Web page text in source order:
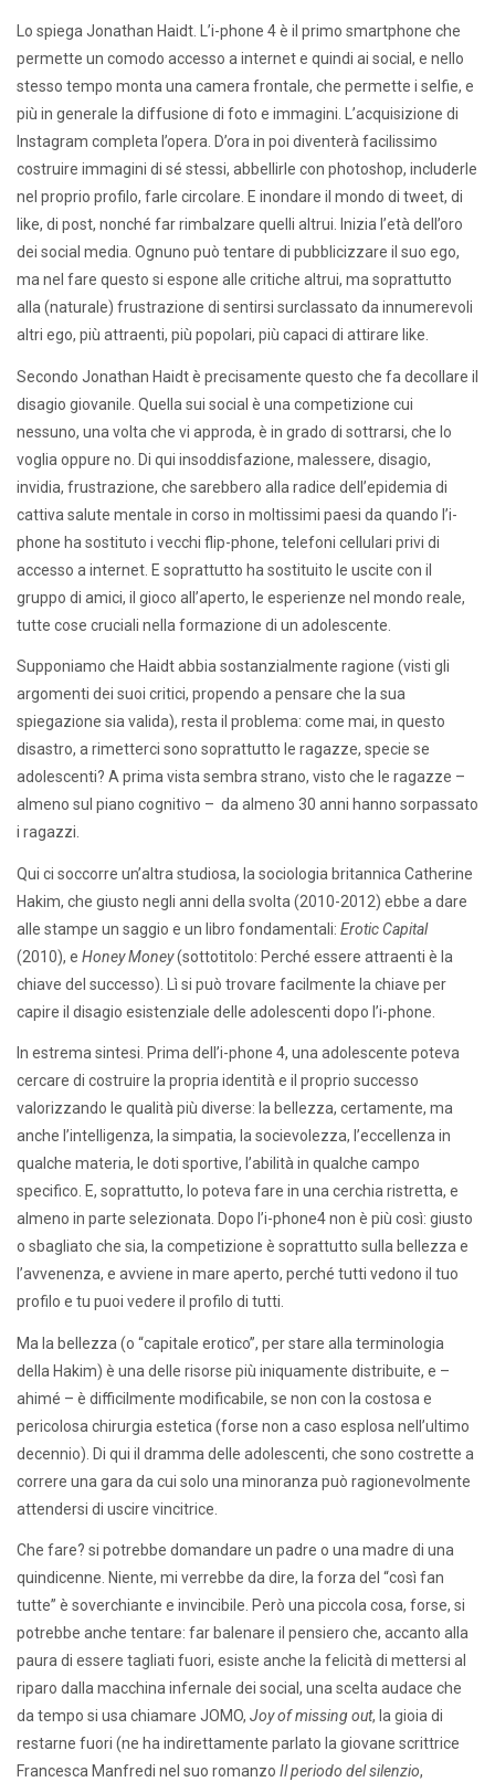
Lo spiega Jonathan Haidt. L’i-phone 4 è il primo smartphone che
permette un comodo accesso a internet e quindi ai social, e nello
stesso tempo monta una camera frontale, che permette i selfie, e
più in generale la diffusione di foto e immagini. L’acquisizione di
Instagram completa l’opera. D’ora in poi diventerà facilissimo
costruire immagini di sé stessi, abbellirle con photoshop, includerle
nel proprio profilo, farle circolare. E inondare il mondo di tweet, di
like, di post, nonché far rimbalzare quelli altrui. Inizia l’età dell’oro
dei social media. Ognuno può tentare di pubblicizzare il suo ego,
ma nel fare questo si espone alle critiche altrui, ma soprattutto
alla (naturale) frustrazione di sentirsi surclassato da innumerevoli
altri ego, più attraenti, più popolari, più capaci di attirare like.
Secondo Jonathan Haidt è precisamente questo che fa decollare il
disagio giovanile. Quella sui social è una competizione cui
nessuno, una volta che vi approda, è in grado di sottrarsi, che lo
voglia oppure no. Di qui insoddisfazione, malessere, disagio,
invidia, frustrazione, che sarebbero alla radice dell’epidemia di
cattiva salute mentale in corso in moltissimi paesi da quando l’i-
phone ha sostituto i vecchi flip-phone, telefoni cellulari privi di
accesso a internet. E soprattutto ha sostituito le uscite con il
gruppo di amici, il gioco all’aperto, le esperienze nel mondo reale,
tutte cose cruciali nella formazione di un adolescente.
Supponiamo che Haidt abbia sostanzialmente ragione (visti gli
argomenti dei suoi critici, propendo a pensare che la sua
spiegazione sia valida), resta il problema: come mai, in questo
disastro, a rimetterci sono soprattutto le ragazze, specie se
adolescenti? A prima vista sembra strano, visto che le ragazze –
almeno sul piano cognitivo – da almeno 30 anni hanno sorpassato
i ragazzi.
Qui ci soccorre un’altra studiosa, la sociologia britannica Catherine
Hakim, che giusto negli anni della svolta (2010-2012) ebbe a dare
alle stampe un saggio e un libro fondamentali: Erotic Capital
(2010), e Honey Money(sottotitolo: Perché essere attraenti è la
chiave del successo). Lì si può trovare facilmente la chiave per
capire il disagio esistenziale delle adolescenti dopo l’i-phone.
In estrema sintesi. Prima dell’i-phone 4, una adolescente poteva
cercare di costruire la propria identità e il proprio successo
valorizzando le qualità più diverse: la bellezza, certamente, ma
anche l’intelligenza, la simpatia, la socievolezza, l’eccellenza in
qualche materia, le doti sportive, l’abilità in qualche campo
specifico. E, soprattutto, lo poteva fare in una cerchia ristretta, e
almeno in parte selezionata. Dopo l’i-phone4 non è più così: giusto
o sbagliato che sia, la competizione è soprattutto sulla bellezza e
l’avvenenza, e avviene in mare aperto, perché tutti vedono il tuo
profilo e tu puoi vedere il profilo di tutti.
Ma la bellezza (o “capitale erotico”, per stare alla terminologia
della Hakim) è una delle risorse più iniquamente distribuite, e –
ahimé – è difficilmente modificabile, se non con la costosa e
pericolosa chirurgia estetica (forse non a caso esplosa nell’ultimo
decennio). Di qui il dramma delle adolescenti, che sono costrette a
correre una gara da cui solo una minoranza può ragionevolmente
attendersi di uscire vincitrice.
Che fare? si potrebbe domandare un padre o una madre di una
quindicenne. Niente, mi verrebbe da dire, la forza del “così fan
tutte” è soverchiante e invincibile. Però una piccola cosa, forse, si
potrebbe anche tentare: far balenare il pensiero che, accanto alla
paura di essere tagliati fuori, esiste anche la felicità di mettersi al
riparo dalla macchina infernale dei social, una scelta audace che
da tempo si usa chiamare JOMO, Joy of missing out, la gioia di
restarne fuori (ne ha indirettamente parlato la giovane scrittrice
Francesca Manfredi nel suo romanzo Il periodo del silenzio,